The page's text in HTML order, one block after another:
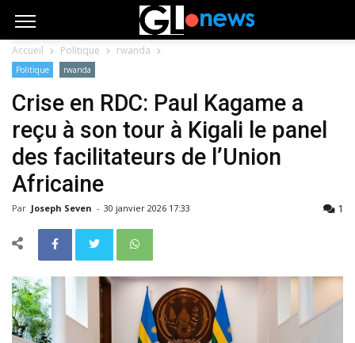
Accueil Politique rwanda
Politique rwanda
Crise en RDC: Paul Kagame a
reçu à son tour à Kigali le panel
des facilitateurs de l’Union
Africaine
Par Joseph Seven - 30 janvier 2026 17:33 1